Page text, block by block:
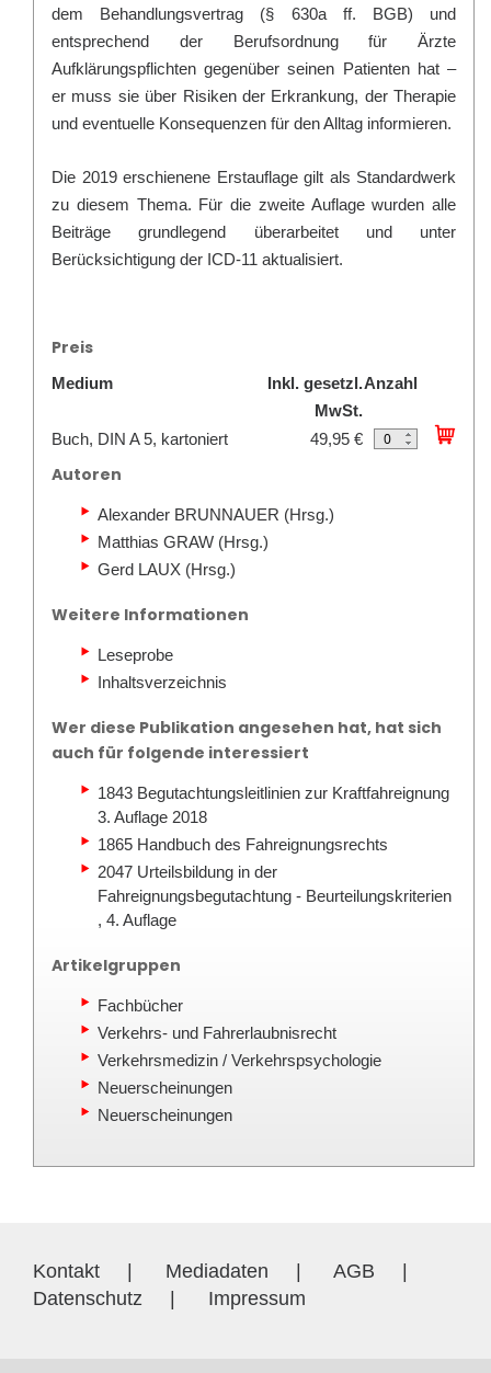
dem Behandlungsvertrag (§ 630a ff. BGB) und
entsprechend der Berufsordnung für Ärzte
Aufklärungspflichten gegenüber seinen Patienten hat –
er muss sie über Risiken der Erkrankung, der Therapie
und eventuelle Konsequenzen für den Alltag informieren.
Die 2019 erschienene Erstauflage gilt als Standardwerk
zu diesem Thema. Für die zweite Auflage wurden alle
Beiträge grundlegend überarbeitet und unter
Berücksichtigung der ICD-11 aktualisiert.
Preis
Medium
Inkl. gesetzl.
MwSt.
Anzahl
Buch, DIN A 5, kartoniert 49,95 €
Autoren
Alexander BRUNNAUER (Hrsg.)
Matthias GRAW (Hrsg.)
Gerd LAUX (Hrsg.)
Weitere Informationen
Leseprobe
Inhaltsverzeichnis
Wer diese Publikation angesehen hat, hat sich
auch für folgende interessiert
1843 Begutachtungsleitlinien zur Kraftfahreignung
3. Auflage 2018
1865 Handbuch des Fahreignungsrechts
2047 Urteilsbildung in der
Fahreignungsbegutachtung - Beurteilungskriterien
, 4. Auflage
Artikelgruppen
Fachbücher
Verkehrs- und Fahrerlaubnisrecht
Verkehrsmedizin / Verkehrspsychologie
Neuerscheinungen
Neuerscheinungen
Kontakt Mediadaten AGB
Datenschutz
Impressum